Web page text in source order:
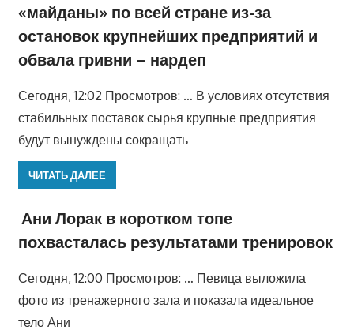
«майданы» по всей стране из-за
остановок крупнейших предприятий и
обвала гривни – нардеп
Сегодня, 12:02 Просмотров: … В условиях отсутствия
стабильных поставок сырья крупные предприятия
будут вынуждены сокращать
ЧИТАТЬ ДАЛЕЕ
Ани Лорак в коротком топе
похвасталась результатами тренировок
Сегодня, 12:00 Просмотров: … Певица выложила
фото из тренажерного зала и показала идеальное
тело Ани